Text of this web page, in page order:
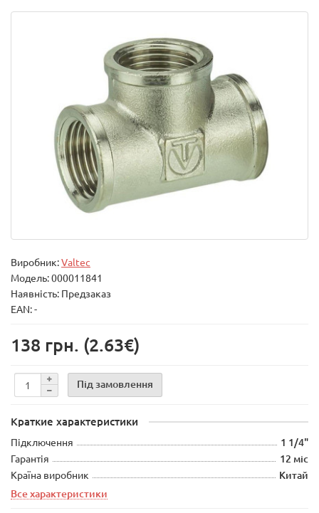
Виробник:Valtec
Модель:000011841
Наявність: Предзаказ
EAN: -
138 грн. (2.63€)
Під замовлення
Краткие характеристики
Підключення 1 1/4"
Гарантія 12 міс
Країна виробник
Китай
Все характеристики